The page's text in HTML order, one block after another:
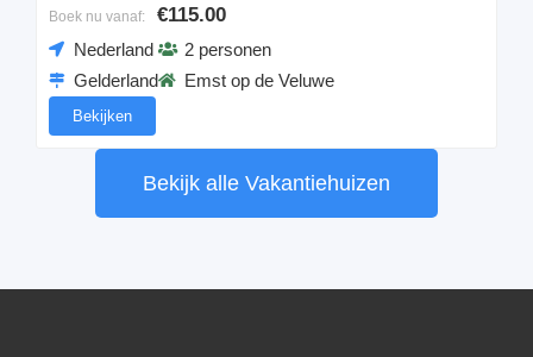
Boek nu vanaf: €115.00
Nederland
Gelderland
2 personen
Emst op de Veluwe
Bekijken
Bekijk alle Vakantiehuizen